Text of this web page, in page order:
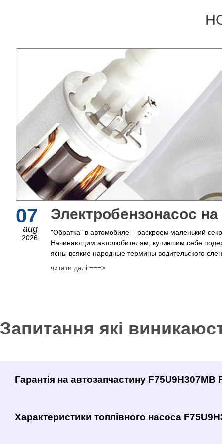
07
aug
2026
Электробензонасос
"Обратка" в автомобиле – раскроем маленький
Начинающим автолюбителям, купившим себе
ясны всякие народные термины водительского
читати далі ===>
Запитання які
Гарантія на автозапчастину F75U9H307MB
Характеристики топлівного насоса